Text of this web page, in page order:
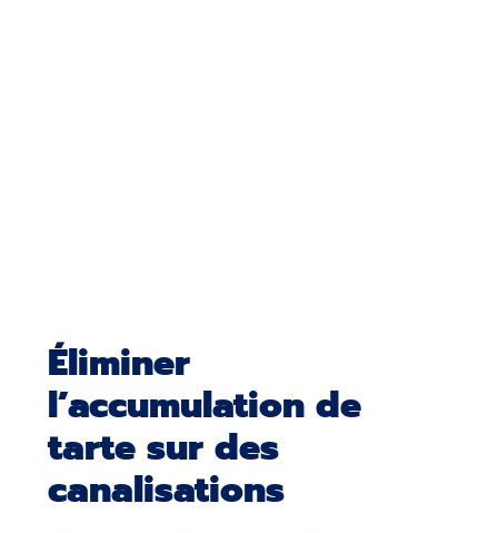
Éliminer
l’accumulation de
tarte sur des
canalisations